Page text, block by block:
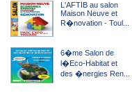
L'AFTIB au salon
Maison Neuve et
R�novation - Toul...
6�me Salon de
l�Eco-Habitat et
des �nergies Ren...